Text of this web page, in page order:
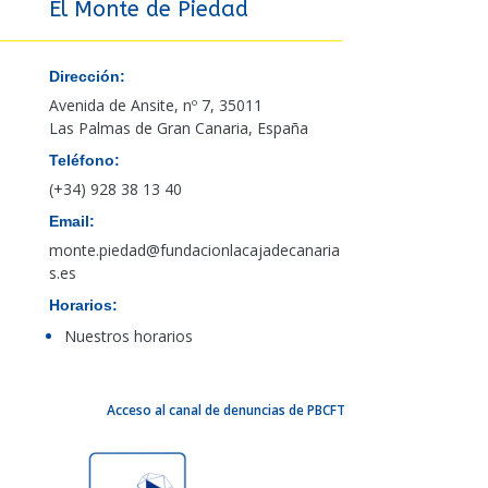
El Monte de Piedad
Dirección:
Avenida de Ansite, nº 7, 35011
Las Palmas de Gran Canaria, España
Teléfono:
(+34) 928 38 13 40
Email:
monte.piedad@fundacionlacajadecanaria
s.es
Horarios:
Nuestros horarios
Acceso al canal de denuncias de PBCFT